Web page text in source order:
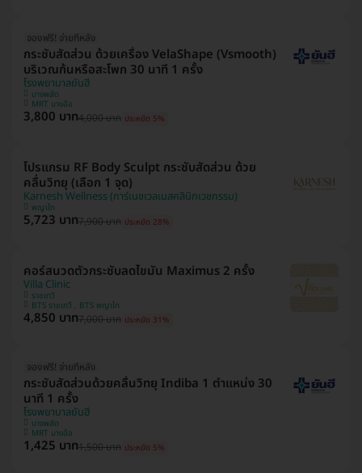
จองฟรี! จ่ายทีหลัง
กระชับสัดส่วน ด้วยเครื่อง VelaShape (Vsmooth)
บริเวณก้นหรือสะโพก 30 นาที 1 ครั้ง
โรงพยาบาลยันฮี
บางพลัด
MRT บางอ้อ
3,800 บาท4,000 บาท ประหยัด 5%
โปรแกรม RF Body Sculpt กระชับสัดส่วน ด้วย
คลื่นวิทยุ (เลือก 1 จุด)
Karnesh Wellness (การ์เนชเวลเนสคลินิกเวชกรรม)
พญาไท
5,723 บาท7,900 บาท ประหยัด 28%
คอร์สนวดตัวกระชับลดไขมัน Maximus 2 ครั้ง
Villa Clinic
ราชเทวี
BTS ราชเทวี , BTS พญาไท
4,850 บาท7,000 บาท ประหยัด 31%
จองฟรี! จ่ายทีหลัง
กระชับสัดส่วนด้วยคลื่นวิทยุ Indiba 1 ตำแหน่ง 30
นาที 1 ครั้ง
โรงพยาบาลยันฮี
บางพลัด
MRT บางอ้อ
1,425 บาท1,500 บาท ประหยัด 5%